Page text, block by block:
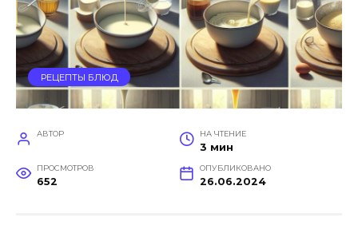
РЕЦЕПТЫ БЛЮД
АВТОР НА ЧТЕНИЕ
3 мин
ПРОСМОТРОВ
652
ОПУБЛИКОВАНО
26.06.2024